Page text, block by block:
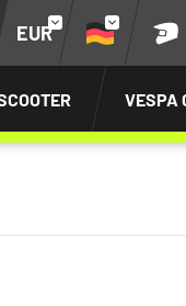
EUR
VESPA